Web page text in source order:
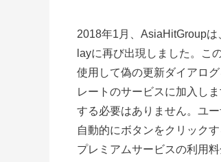
2018年1月、 AsiaHitGroupは
layに再び出現しました。こ
使用して偽の更新ダイアロ
レートのサービスに加入し
する必要はありません。ユ
自動的にボタンをクリック
プレミアムサービスの利用